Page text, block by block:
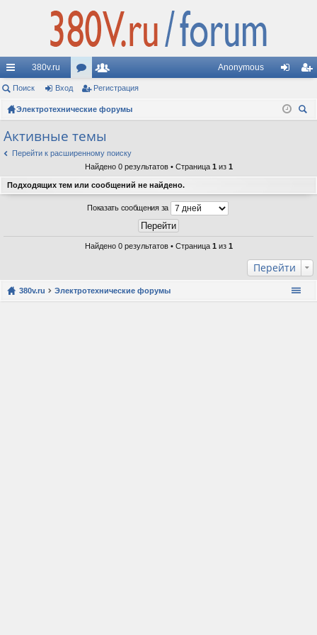
с
ы
лк
и
380v.ru
ор
ум
ол
ьз
ат
ел
и
Anonymous
д ис
Поиск Вход Регистрация
Электротехнические форумы
Активные темы
Перейти к расширенному поиску
Найдено 0 результатов • Страница 1 из 1
Подходящих тем или сообщений не найдено.
Показать сообщения за
Найдено 0 результатов • Страница 1 из 1
Перейти
380v.ru Электротехнические форумы